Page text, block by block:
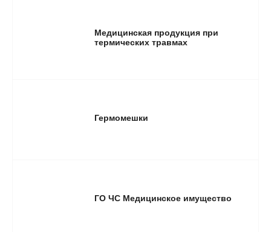
Медицинская продукция при
термических травмах
Гермомешки
ГО ЧС Медицинское имущество